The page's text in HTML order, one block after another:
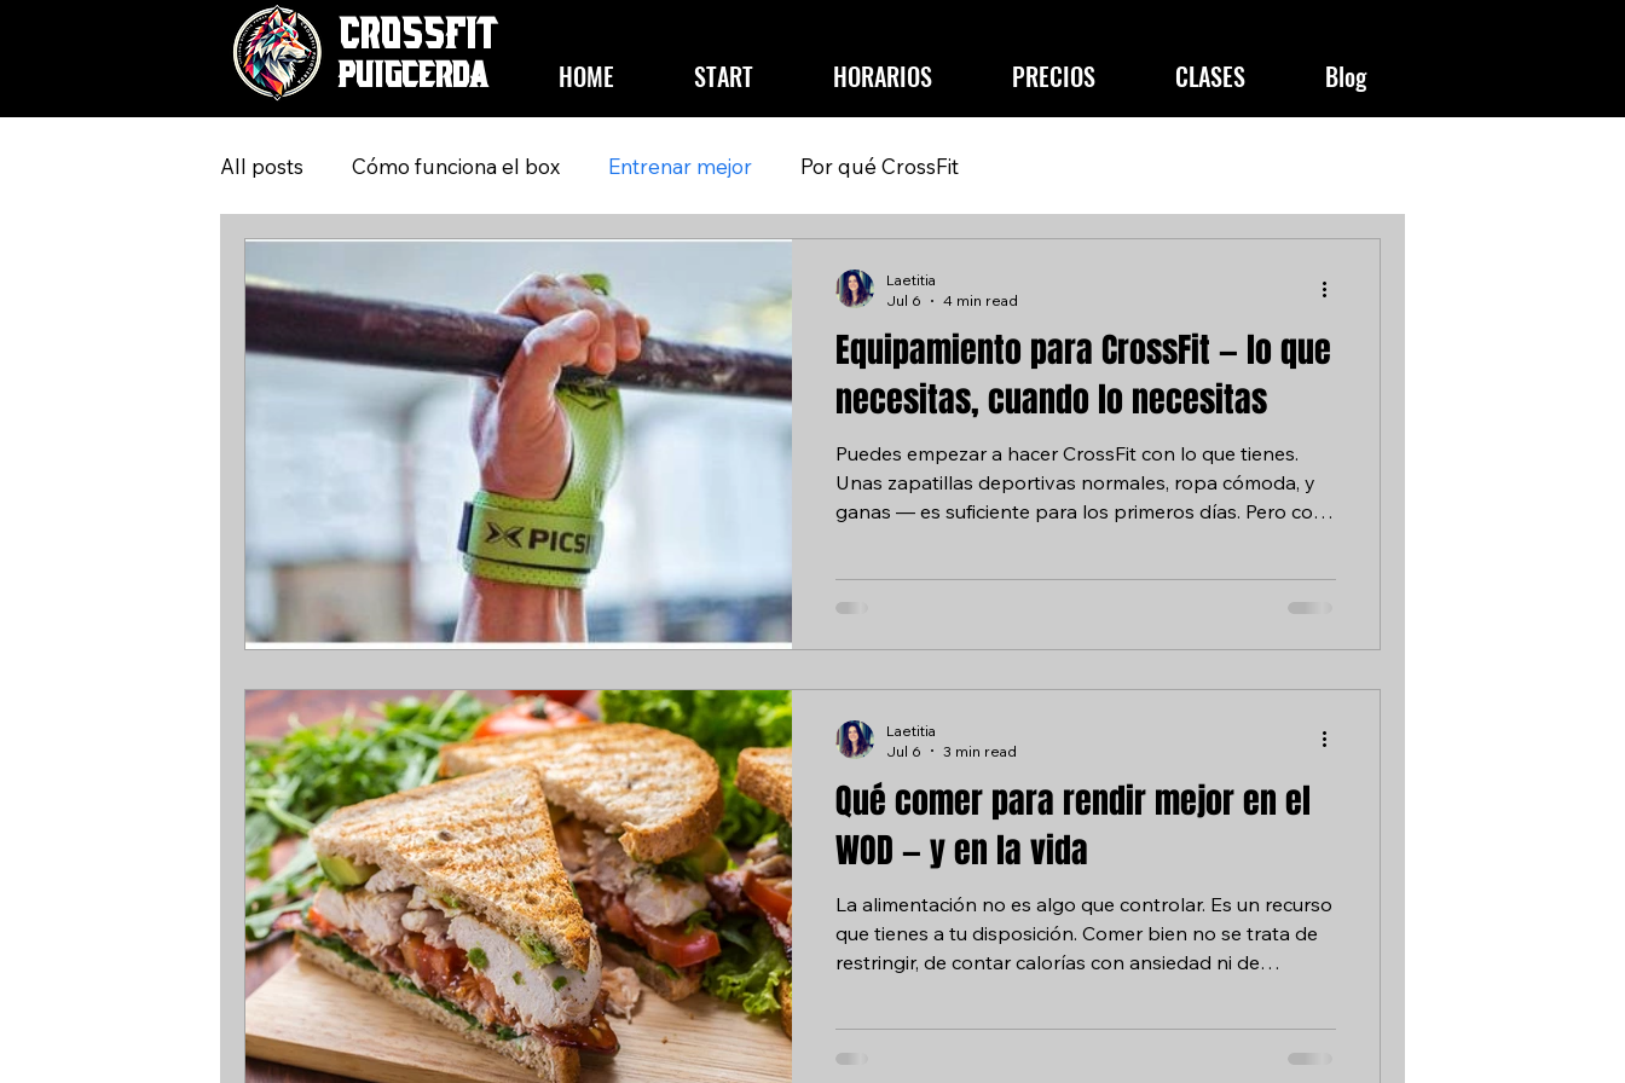
CrossFit
Puigcerda HOME START HORARIOS PRECIOS CLASES Blog
All posts Cómo funciona el box Entrenar mejor Por qué CrossFit
Equipamiento para CrossFit — lo que
necesitas, cuando lo necesitas
Puedes empezar a hacer CrossFit con lo que tienes.
Unas zapatillas deportivas normales, ropa cómoda, y
ganas — es suficiente para los primeros días. Pero con
de molestias innecesarias. Aquí va la guía honesta —
información para que tomes buenas decisiones cuando
llegue el momento. Zapatillas de CrossFit Es
probablemente l
Laetitia
Jul 6
4 min read
Qué comer para rendir mejor en el
WOD — y en la vida
La alimentación no es algo que controlar. Es un recurso
que tienes a tu disposición. Comer bien no se trata de
restringir, de contar calorías con ansiedad ni de
recuperarse y seguir progresando. Cuando empiezas a
Laetitia
Jul 6
3 min read